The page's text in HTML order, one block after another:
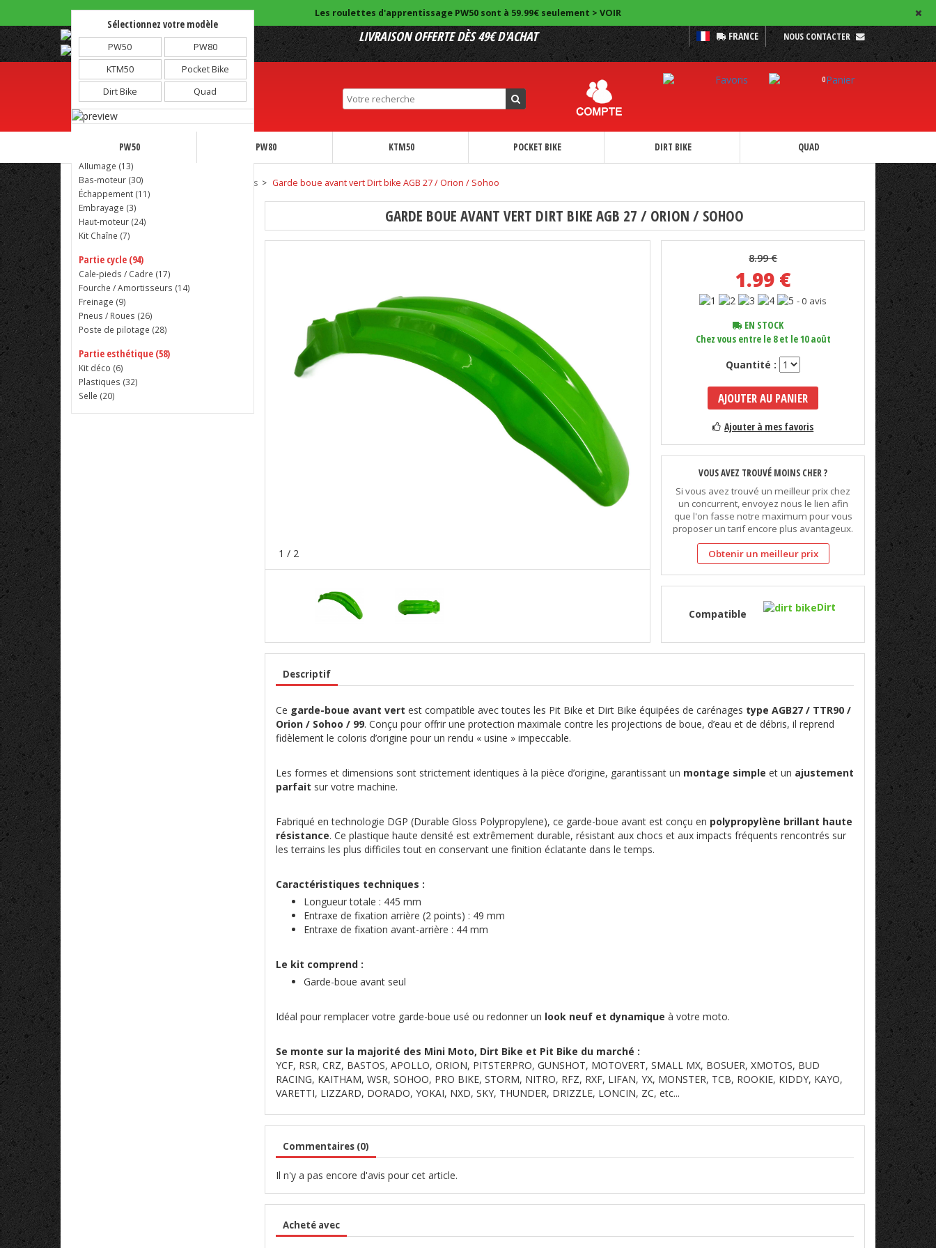
Les roulettes d'apprentissage PW50 sont à 59.99€ seulement > VOIR
Note : 4.81/5 - 1973 avis LIVRAISON OFFERTE DÈS 49€ D'ACHAT NOUS CONTACTER
FRANCE
0
PW50 PW80 KTM50 POCKET BIKE DIRT BIKE QUAD
Accueil Partie esthétique Plastiques Garde boue avant vert Dirt bike AGB 27 / Orion / Sohoo
Sélectionnez votre modèle
PW50
PW80
KTM50
Pocket Bike
Dirt Bike
Quad
Admission (37)
Allumage (13)
Bas-moteur (30)
Échappement (11)
Embrayage (3)
Haut-moteur (24)
Kit Chaîne (7)
Partie cycle (94)
Cale-pieds / Cadre (17)
Fourche / Amortisseurs (14)
Freinage (9)
Pneus / Roues (26)
Poste de pilotage (28)
Partie esthétique (58)
Kit déco (6)
Plastiques (32)
Selle (20)
GARDE BOUE AVANT VERT DIRT BIKE AGB 27 / ORION / SOHOO
1 / 2
8.99 €
1.99€
- 0 avis
EN STOCK
Chez vous entre le 8 et le 10 août
Quantité :
AJOUTER AU PANIER
Ajouter à mes favoris
VOUS AVEZ TROUVÉ MOINS CHER ?
Si vous avez trouvé un meilleur prix chez
un concurrent, envoyez nous le lien afin
que l'on fasse notre maximum pour vous
proposer un tarif encore plus avantageux.
Obtenir un meilleur prix
Compatible
Dirt
Descriptif
Ce garde-boue avant vert est compatible avec toutes les Pit Bike et Dirt Bike équipées de carénages type AGB27 / TTR90 /
Orion / Sohoo / 99. Conçu pour offrir une protection maximale contre les projections de boue, d’eau et de débris, il reprend
fidèlement le coloris d’origine pour un rendu « usine » impeccable.
Les formes et dimensions sont strictement identiques à la pièce d’origine, garantissant un montage simple et un ajustement
parfait sur votre machine.
Fabriqué en technologie DGP (Durable Gloss Polypropylene), ce garde-boue avant est conçu en polypropylène brillant haute
résistance. Ce plastique haute densité est extrêmement durable, résistant aux chocs et aux impacts fréquents rencontrés sur
les terrains les plus difficiles tout en conservant une finition éclatante dans le temps.
Caractéristiques techniques :
Longueur totale : 445 mm
Entraxe de fixation arrière (2 points) : 49 mm
Entraxe de fixation avant-arrière : 44 mm
Le kit comprend :
Garde-boue avant seul
Idéal pour remplacer votre garde-boue usé ou redonner un look neuf et dynamique à votre moto.
Se monte sur la majorité des Mini Moto, Dirt Bike et Pit Bike du marché :
YCF, RSR, CRZ, BASTOS, APOLLO, ORION, PITSTERPRO, GUNSHOT, MOTOVERT, SMALL MX, BOSUER, XMOTOS, BUD
RACING, KAITHAM, WSR, SOHOO, PRO BIKE, STORM, NITRO, RFZ, RXF, LIFAN, YX, MONSTER, TCB, ROOKIE, KIDDY, KAYO,
VARETTI, LIZZARD, DORADO, YOKAI, NXD, SKY, THUNDER, DRIZZLE, LONCIN, ZC, etc...
Commentaires (0)
Il n'y a pas encore d'avis pour cet article.
Acheté avec